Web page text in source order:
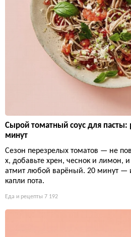
Сырой томатный соус для пасты:
минут
Сезон перезрелых томатов — не
х, добавьте хрен, чеснок и лимон, и
атмит любой варёный. 20 минут —
капли пота.
Еда и рецепты 7 192